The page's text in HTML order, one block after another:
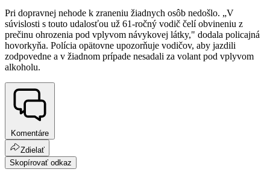
Pri dopravnej nehode k zraneniu žiadnych osôb nedošlo. „V
súvislosti s touto udalosťou už 61-ročný vodič čelí obvineniu z
prečinu ohrozenia pod vplyvom návykovej látky," dodala policajná
hovorkyňa. Polícia opätovne upozorňuje vodičov, aby jazdili
zodpovedne a v žiadnom prípade nesadali za volant pod vplyvom
alkoholu.
Komentáre
Zdielať
Skopírovať odkaz